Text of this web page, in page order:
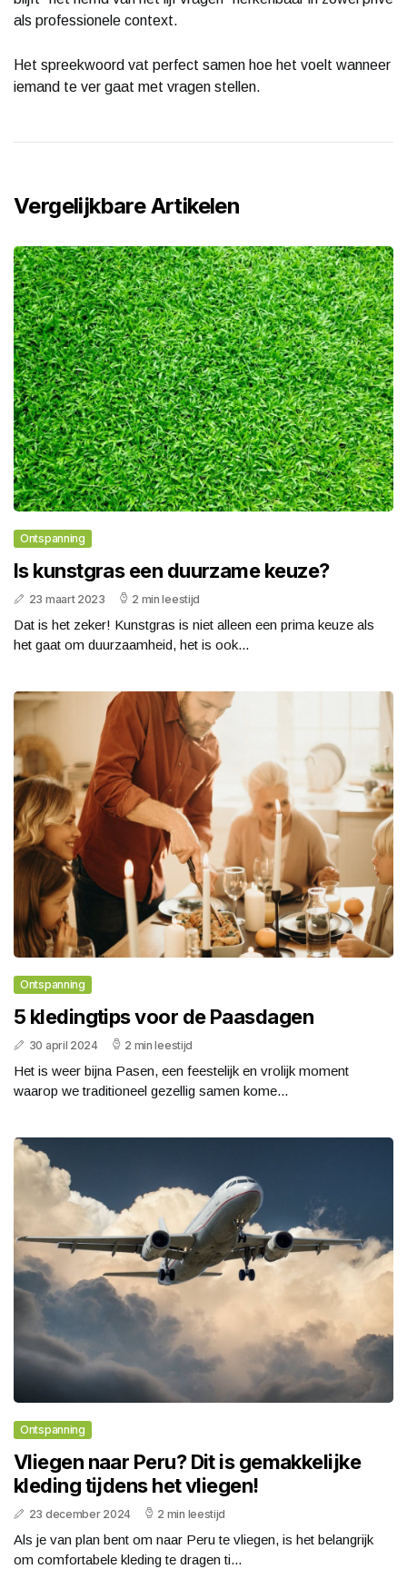
als professionele context.
Het spreekwoord vat perfect samen hoe het voelt wanneer
iemand te ver gaat met vragen stellen.
Vergelijkbare Artikelen
Ontspanning
Is kunstgras een duurzame keuze?
23 maart 2023 2 min leestijd
Dat is het zeker! Kunstgras is niet alleen een prima keuze als
het gaat om duurzaamheid, het is ook...
Ontspanning
5 kledingtips voor de Paasdagen
30 april 2024 2 min leestijd
Het is weer bijna Pasen, een feestelijk en vrolijk moment
waarop we traditioneel gezellig samen kome...
Ontspanning
Vliegen naar Peru? Dit is gemakkelijke
kleding tijdens het vliegen!
23 december 2024 2 min leestijd
Als je van plan bent om naar Peru te vliegen, is het belangrijk
om comfortabele kleding te dragen ti...